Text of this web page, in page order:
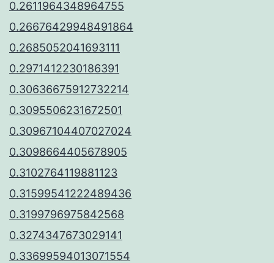
0.2611964348964755
0.26676429948491864
0.2685052041693111
0.2971412230186391
0.30636675912732214
0.3095506231672501
0.30967104407027024
0.3098664405678905
0.3102764119881123
0.31599541222489436
0.3199796975842568
0.3274347673029141
0.33699594013071554